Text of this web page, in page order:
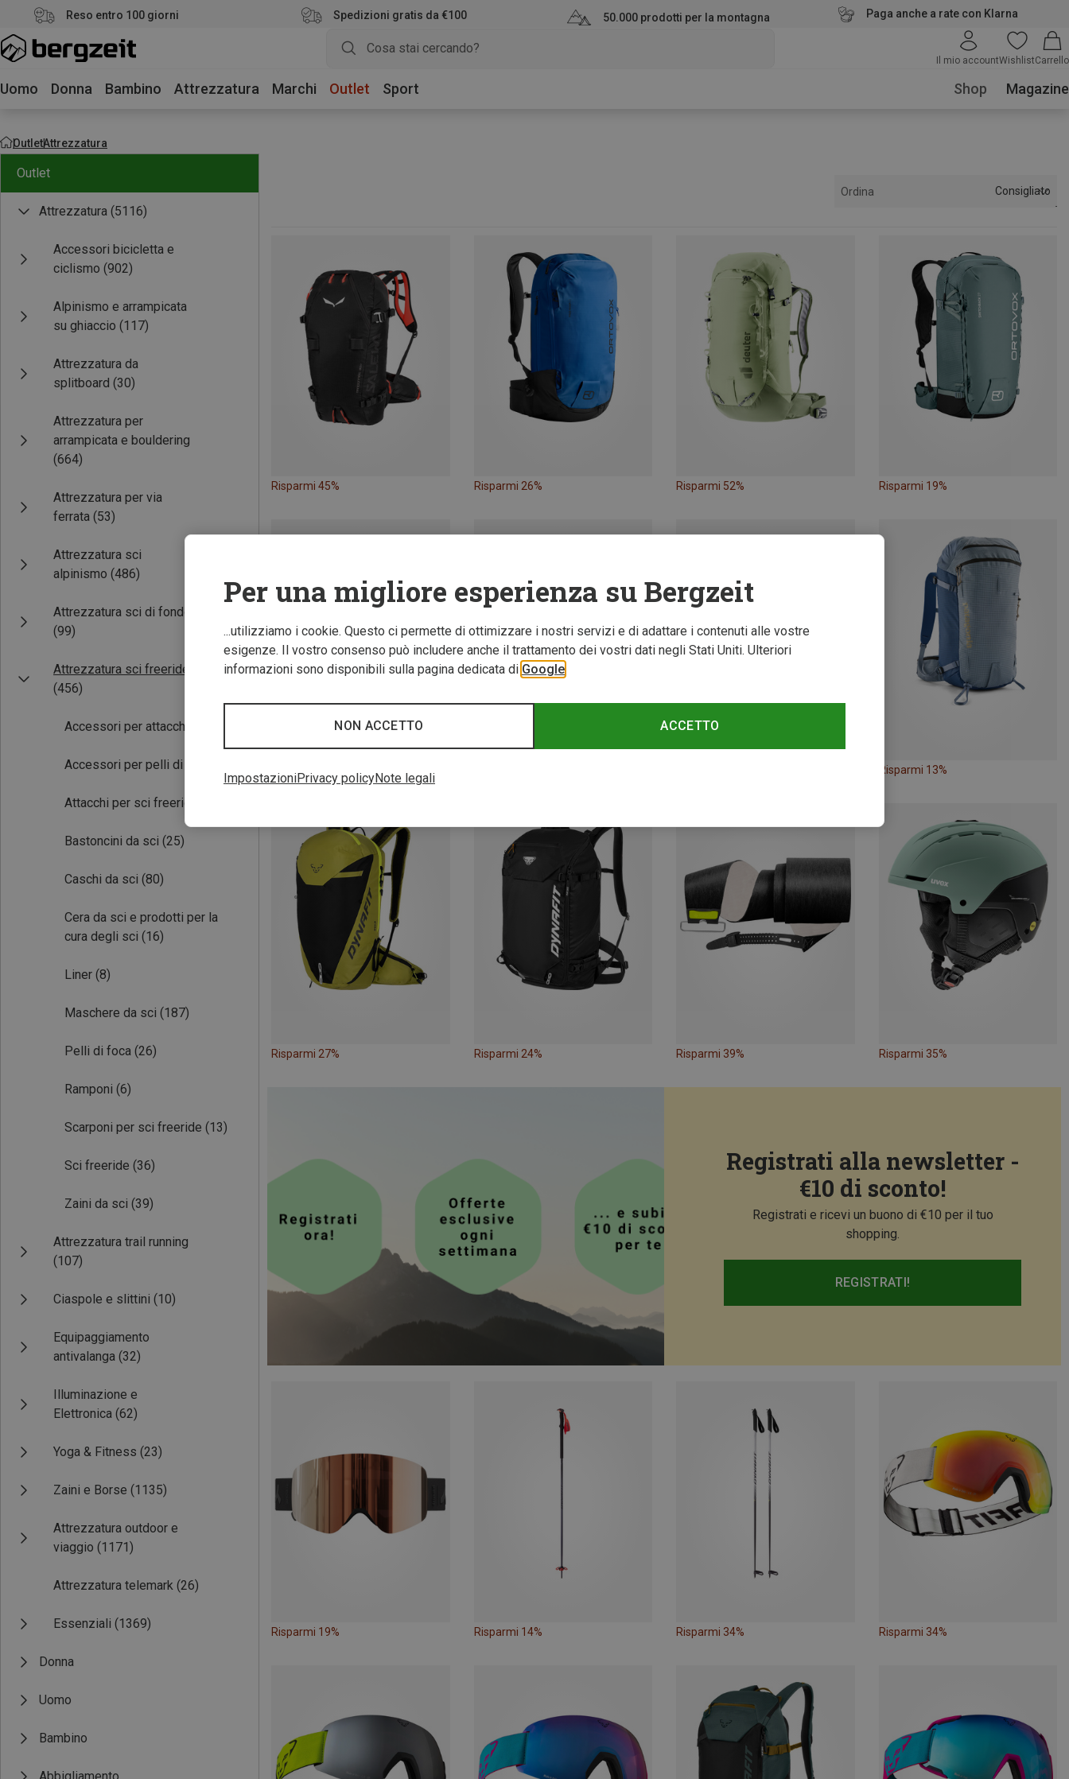
Reso entro 100 giorni Spedizioni gratis da €100 50.000 prodotti per la montagna Paga anche a rate con Klarna
Il mio accountWishlistCarrello
Uomo Donna Bambino Attrezzatura Marchi Outlet Sport Shop Magazine
OutletAttrezzatura
Outlet
Attrezzatura (5116)
Accessori bicicletta e
ciclismo (902)
Alpinismo e arrampicata
su ghiaccio (117)
Attrezzatura da
splitboard (30)
Attrezzatura per
arrampicata e bouldering
(664)
Attrezzatura per via
ferrata (53)
Attrezzatura sci
alpinismo (486)
Attrezzatura sci di fondo
(99)
Attrezzatura sci freeride
(456)
Accessori per attacchi
Accessori per pelli di foca
Attacchi per sci freeride
Bastoncini da sci (25)
Caschi da sci (80)
Cera da sci e prodotti per la
cura degli sci (16)
Liner (8)
Maschere da sci (187)
Pelli di foca (26)
Ramponi (6)
Scarponi per sci freeride (13)
Sci freeride (36)
Zaini da sci (39)
Attrezzatura trail running
(107)
Ciaspole e slittini (10)
Equipaggiamento
antivalanga (32)
Illuminazione e
Elettronica (62)
Yoga & Fitness (23)
Zaini e Borse (1135)
Attrezzatura outdoor e
viaggio (1171)
Attrezzatura telemark (26)
Essenziali (1369)
Donna
Uomo
Bambino
Ordina Consigliato
Risparmi 45% Risparmi 26% Risparmi 52% Risparmi 19%
Risparmi 13%
Risparmi 27% Risparmi 24% Risparmi 39% Risparmi 35%
Registrati alla newsletter -
€10 di sconto!
Registrati e ricevi un buono di €10 per il tuo
shopping.
REGISTRATI!
Risparmi 19% Risparmi 14% Risparmi 34% Risparmi 34%
Per una migliore esperienza su Bergzeit
...utilizziamo i cookie. Questo ci permette di ottimizzare i nostri servizi e di adattare i contenuti alle vostre
esigenze. Il vostro consenso può includere anche il trattamento dei vostri dati negli Stati Uniti. Ulteriori
informazioni sono disponibili sulla pagina dedicata di Google
ACCETTO
NON ACCETTO
ImpostazioniPrivacy policyNote legali